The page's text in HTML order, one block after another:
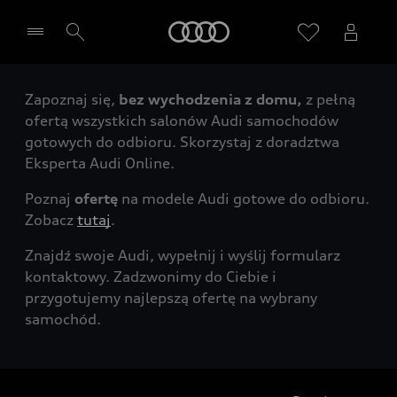
Wybierz Twojego Partnera Audi
Zapoznaj się, bez wychodzenia z domu, z pełną
ofertą wszystkich salonów Audi samochodów
gotowych do odbioru. Skorzystaj z doradztwa
Eksperta Audi Online.
Poznaj ofertę na modele Audi gotowe do odbioru.
Zobacz tutaj.
Znajdź swoje Audi, wypełnij i wyślij formularz
kontaktowy. Zadzwonimy do Ciebie i
przygotujemy najlepszą ofertę na wybrany
samochód.